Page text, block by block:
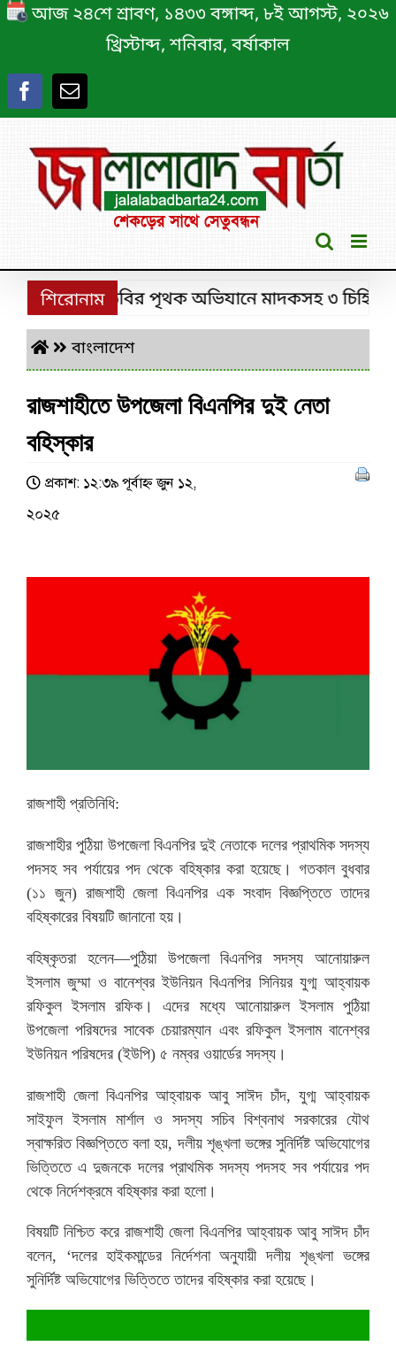
Skip
content
আজ ২৪শে শ্রাবণ, ১৪৩৩ বঙ্গাব্দ, ৮ই আগস্ট, ২০২৬
খ্রিস্টাব্দ, শনিবার, বর্ষাকাল
শিরোনাম
শ্রীমঙ্গলে ডিবির পৃথক অভিযানে মাদকসহ ৩ চিহ্নিত
বাংলাদেশ
রাজশাহীতে উপজেলা বিএনপির দুই নেতা
বহিস্কার
প্রকাশ: ১২:৩৯ পূর্বাহ্ণ জুন ১২,
২০২৫
রাজশাহী প্রতিনিধি:
রাজশাহীর পুঠিয়া উপজেলা বিএনপির দুই নেতাকে দলের প্রাথমিক সদস্য
পদসহ সব পর্যায়ের পদ থেকে বহিষ্কার করা হয়েছে। গতকাল বুধবার
(১১ জুন) রাজশাহী জেলা বিএনপির এক সংবাদ বিজ্ঞপ্তিতে তাদের
বহিষ্কারের বিষয়টি জানানো হয়।
বহিষ্কৃতরা হলেন—পুঠিয়া উপজেলা বিএনপির সদস্য আনোয়ারুল
ইসলাম জুম্মা ও বানেশ্বর ইউনিয়ন বিএনপির সিনিয়র যুগ্ম আহ্বায়ক
রফিকুল ইসলাম রফিক। এদের মধ্যে আনোয়ারুল ইসলাম পুঠিয়া
উপজেলা পরিষদের সাবেক চেয়ারম্যান এবং রফিকুল ইসলাম বানেশ্বর
ইউনিয়ন পরিষদের (ইউপি) ৫ নম্বর ওয়ার্ডের সদস্য।
রাজশাহী জেলা বিএনপির আহ্বায়ক আবু সাঈদ চাঁদ, যুগ্ম আহ্বায়ক
সাইফুল ইসলাম মার্শাল ও সদস্য সচিব বিশ্বনাথ সরকারের যৌথ
স্বাক্ষরিত বিজ্ঞপ্তিতে বলা হয়, দলীয় শৃঙ্খলা ভঙ্গের সুনির্দিষ্ট অভিযোগের
ভিত্তিতে এ দুজনকে দলের প্রাথমিক সদস্য পদসহ সব পর্যায়ের পদ
থেকে নির্দেশক্রমে বহিষ্কার করা হলো।
বিষয়টি নিশ্চিত করে রাজশাহী জেলা বিএনপির আহ্বায়ক আবু সাঈদ চাঁদ
বলেন, ‘দলের হাইকমান্ডের নির্দেশনা অনুযায়ী দলীয় শৃঙ্খলা ভঙ্গের
সুনির্দিষ্ট অভিযোগের ভিত্তিতে তাদের বহিষ্কার করা হয়েছে।